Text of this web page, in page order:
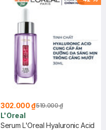
302.000 ₫519.000 ₫
L'Oreal
Serum L'Oreal Hyaluronic Acid